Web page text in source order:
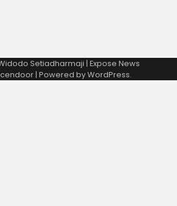
Setiadharmaji | Expose News
| Powered byWordPress.